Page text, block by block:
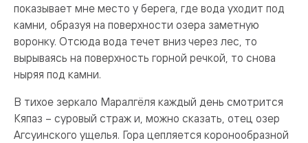
показывает мне место у берега, где вода уходит под
камни, образуя на поверхности озера заметную
воронку. Отсюда вода течет вниз через лес, то
вырываясь на поверхность горной речкой, то снова
ныряя под камни.
В тихое зеркало Маралгёля каждый день смотрится
Кяпаз – суровый страж и, можно сказать, отец озер
Агсуинского ущелья. Гора цепляется коронообразной